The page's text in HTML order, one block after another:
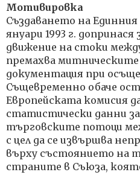
Мотивировка
Създаването на
януари 1993 г.
движение на стоки
премахва митническите
документация при
Същевременно обаче
Европейската комисия
статистически данни
търговските потоци
с цел да се извършва
върху състоянието на
страните в Съюза,